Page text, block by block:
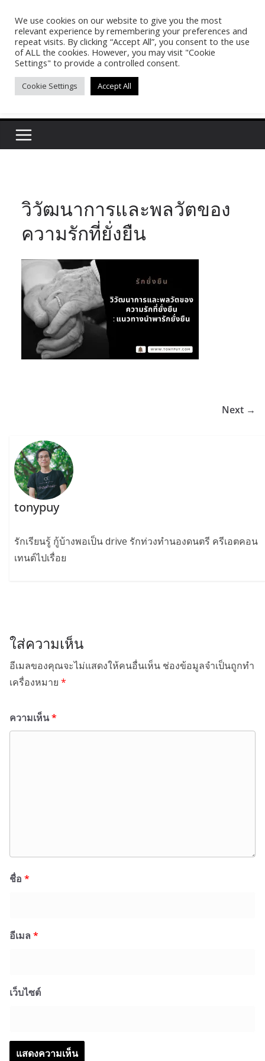
contentPasakon Puypong
(tonypuy)
เปิดพื้นที่การเรียนรู้และพร้อมแบ่งปันของผม
วิวัฒนาการและพลวัตของ
ความรักที่ยั่งยืน
Next →
tonypuy
รักเรียนรู้ กู้บ้างพอเป็น drive รักท่วงทำนองดนตรี ครีเอตคอน
เทนต์ไปเรื่อย
ใส่ความเห็น
อีเมลของคุณจะไม่แสดงให้คนอื่นเห็น ช่องข้อมูลจำเป็นถูกทำ
เครื่องหมาย *
ความเห็น*
ชื่อ *
อีเมล *
เว็บไซต์
We use cookies on our website to give you the most
relevant experience by remembering your preferences and
repeat visits. By clicking “Accept All”, you consent to the use
of ALL the cookies. However, you may visit "Cookie
Settings" to provide a controlled consent.
Cookie Settings Accept All